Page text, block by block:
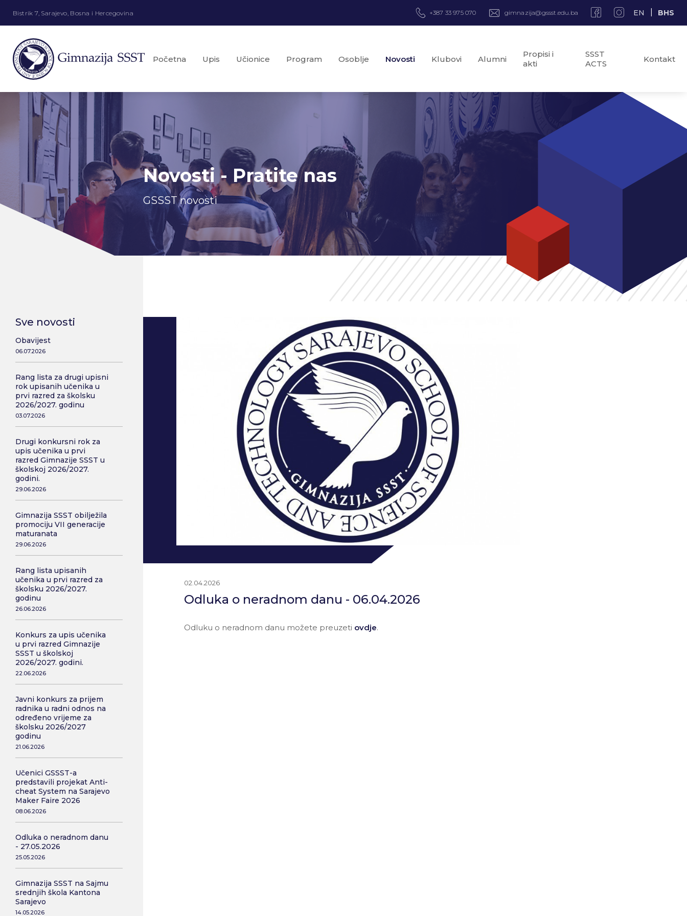
Bistrik 7, Sarajevo, Bosna i Hercegovina +387 33 975 070 gimnazija@gssst.edu.ba EN BHS
Početna Upis Učionice Program Osoblje Novosti Klubovi Alumni
Propisi i
akti
SSST
ACTS
Kontakt
Novosti - Pratite nas
GSSST novosti
Sve novosti
Obavijest
06.07.2026
Rang lista za drugi upisni
rok upisanih učenika u
prvi razred za školsku
2026/2027. godinu
03.07.2026
Drugi konkursni rok za
upis učenika u prvi
razred Gimnazije SSST u
školskoj 2026/2027.
godini.
29.06.2026
Gimnazija SSST obilježila
promociju VII generacije
maturanata
29.06.2026
Rang lista upisanih
učenika u prvi razred za
školsku 2026/2027.
godinu
26.06.2026
Konkurs za upis učenika
u prvi razred Gimnazije
SSST u školskoj
2026/2027. godini.
22.06.2026
Javni konkurs za prijem
radnika u radni odnos na
određeno vrijeme za
školsku 2026/2027
godinu
21.06.2026
Učenici GSSST-a
predstavili projekat Anti-
cheat System na Sarajevo
Maker Faire 2026
08.06.2026
Odluka o neradnom danu
- 27.05.2026
25.05.2026
Gimnazija SSST na Sajmu
srednjih škola Kantona
Sarajevo
14.05.2026
02.04.2026
Odluka o neradnom danu - 06.04.2026
Odluku o neradnom danu možete preuzeti ovdje.